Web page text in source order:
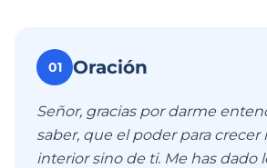
01 Oración
Señor, gracias por darme
saber, que el poder para
interior sino de ti. Me has dado